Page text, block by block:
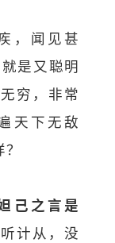
，闻见甚
是又聪明
穷，非常
天下无敌
己之言是
计从，没